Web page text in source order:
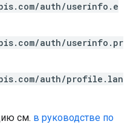
auth/userinfo.e
auth/userinfo.pr
auth/profile.lan
см. в руководстве по